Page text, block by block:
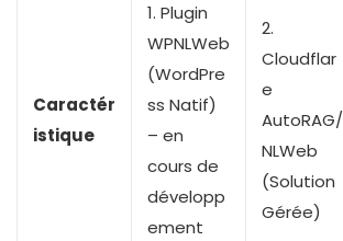
Caractér
istique
1. Plugin
WPNLWeb
(WordPre
ss Natif)
– en
cours de
développ
ement
2.
Cloudflar
e
AutoRAG/
NLWeb
(Solution
Gérée)